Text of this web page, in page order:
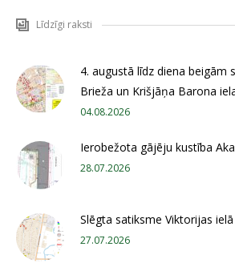
Līdzīgi raksti
4. augustā līdz diena beigām
Brieža un Krišjāņa Barona
04.08.2026
Ierobežota gājēju kustība
28.07.2026
Slēgta satiksme Viktorijas
27.07.2026